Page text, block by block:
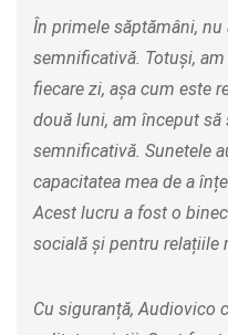
În primele săptămâni,
semnificativă. Totuși,
fiecare zi, așa cum este
două luni, am început
semnificativă. Sunetele
capacitatea mea de a
Acest lucru a fost o
socială și pentru relațiile
Cu siguranță, Audiovico